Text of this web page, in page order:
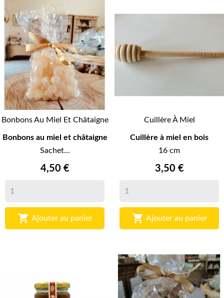
Bonbons Au Miel Et Châtaigne
Bonbons au miel et châtaigne
Sachet...
4,50 €
 Ajouter au panier
Cuillère À Miel
Cuillère à miel en bois
16 cm
3,50 €
 Ajouter au panier